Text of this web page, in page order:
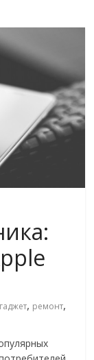
гаджет, ремонт,